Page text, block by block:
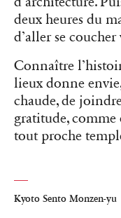
deux heures du
d’aller se
Connaître
lieux donne
chaude, de
gratitude, comme
tout proche
Kyoto Sento Monzen-yu